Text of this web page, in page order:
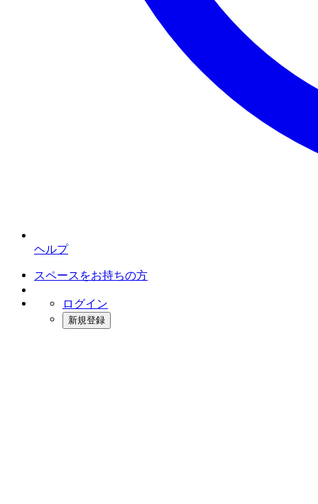
ヘルプ
スペースをお持ちの方
ログイン
新規登録